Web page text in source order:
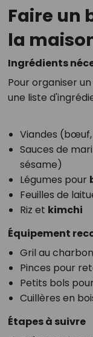
Faire un
la
Ingrédients
Pour organiser
une liste
Viandes
Sauces de
sésame)
Légumes pour
Feuilles de
Riz et kimchi
Équipement
Gril au
Pinces pour
Petits bols
Cuillères en
Étapes à suivre